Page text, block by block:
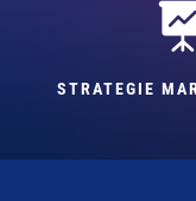
STRATEGIE